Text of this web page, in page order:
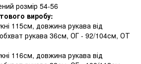
розмір 54-56
виробу:
115см, довжина рукава від
рукава 36см, ОГ - 92/104см, ОТ
116см, довжина рукава від